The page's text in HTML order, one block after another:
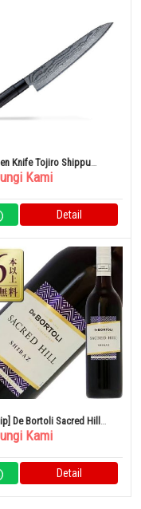
Knife Tojiro Shippu
DP Damascus FD 1596
Kami
Detail
De Bortoli Sacred Hill
2021 750ml Anggur Merah
Kami
Detail